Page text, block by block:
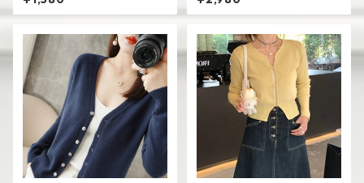
ザイン 韓国風 高見え
ザイン 韓国風 高見え